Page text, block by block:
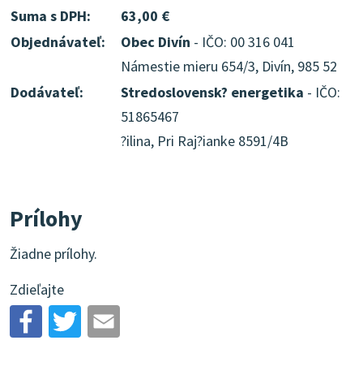
Suma s DPH:
63,00 €
Objednávateľ:
Obec Divín - IČO: 00 316 041
Námestie mieru 654/3, Divín, 985 52
Dodávateľ:
Stredoslovensk? energetika - IČO:
51865467
?ilina, Pri Raj?ianke 8591/4B
Prílohy
Žiadne prílohy.
Zdieľajte